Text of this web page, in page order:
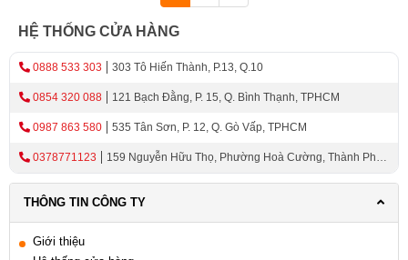
HỆ THỐNG CỬA HÀNG
0888 533 303 303 Tô Hiến Thành, P.13, Q.10
0854 320 088 121 Bạch Đằng, P. 15, Q. Bình Thạnh, TPHCM
0987 863 580 535 Tân Sơn, P. 12, Q. Gò Vấp, TPHCM
0378771123
159 Nguyễn Hữu Thọ, Phường Hoà Cường, Thành Phố
THÔNG TIN CÔNG TY
Giới thiệu